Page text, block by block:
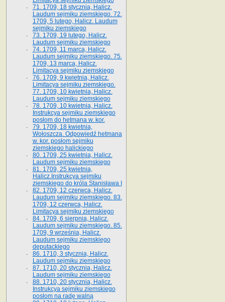
71. 1709, 18 stycznia, Halicz.
Laudum sejmiku ziemskiego. 72.
1709, 5 lutego, Halicz. Laudum
sejmiku ziemskiego
73. 1709, 19 lutego, Halicz.
Laudum sejmiku ziemskiego
74. 1709, 11 marca, Halicz.
Laudum sejmiku ziemskiego. 75.
1709, 13 marca, Halicz.
Limitacya sejmiku ziemskiego
76. 1709, 9 kwietnia, Halicz.
Limitacya sejmiku ziemskiego.
77. 1709, 10 kwietnia, Halicz.
Laudum sejmiku ziemskiego
78. 1709, 10 kwietnia, Halicz.
Instrukcya sejmiku ziemskiego
posłom do hetmana w. kor.
79. 1709, 18 kwietnia,
Wołoszcza. Odpowiedź hetmana
w. kor. posłom sejmiku
ziemskiego halickiego
80. 1709, 25 kwietnia, Halicz.
Laudum sejmiku ziemskiego
81. 1709, 25 kwietnia,
Halicz.Instrukcya sejmiku
ziemskiego do króla Stanisława I
82. 1709, 12 czerwca, Halicz.
Laudum sejmiku ziemskiego. 83.
1709, 12 czerwca, Halicz.
Limitacya sejmiku ziemskiego
84. 1709, 6 sierpnia, Halicz.
Laudum sejmiku ziemskiego. 85.
1709, 9 września, Halicz.
Laudum sejmiku ziemskiego
deputackiego
86. 1710, 3 stycznia, Halicz.
Laudum sejmiku ziemskiego
87. 1710, 20 stycznia, Halicz.
Laudum sejmiku ziemskiego
88. 1710, 20 stycznia, Halicz.
Instrukcya sejmiku ziemskiego
posłom na radę walną